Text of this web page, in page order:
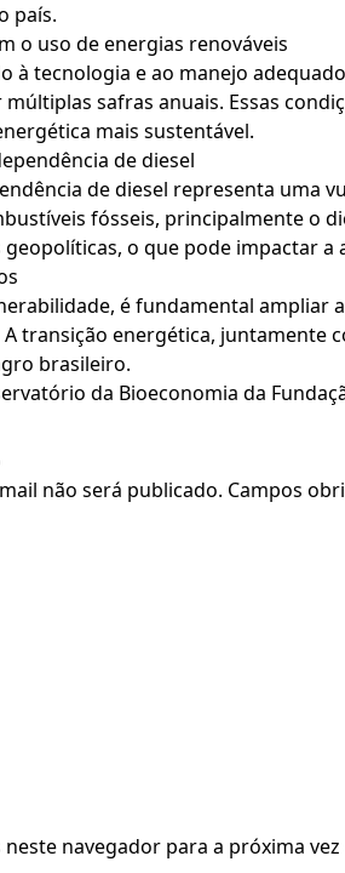
país.
o uso de energias renováveis
à tecnologia e ao manejo
safras anuais. Essas
mais sustentável.
de diesel
de diesel representa uma
fósseis, principalmente o
o que pode impactar
é fundamental
transição energética, juntamente
brasileiro.
da Bioeconomia da
não será publicado. Campos
navegador para a próxima